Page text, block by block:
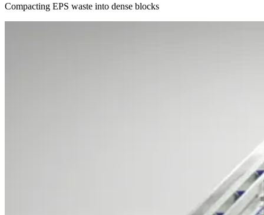
Compacting EPS waste into dense blocks